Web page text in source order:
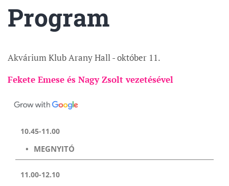
Program
Akvárium Klub Arany Hall - október 11.
Fekete Emese és Nagy Zsolt vezetésével
10.45-11.00
MEGNYITÓ
11.00-12.10